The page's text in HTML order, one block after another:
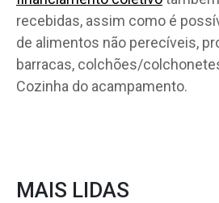
recebidas, assim como é
de alimentos não perecíveis,
barracas, colchões/
Cozinha do acampamento.
MAIS LIDAS